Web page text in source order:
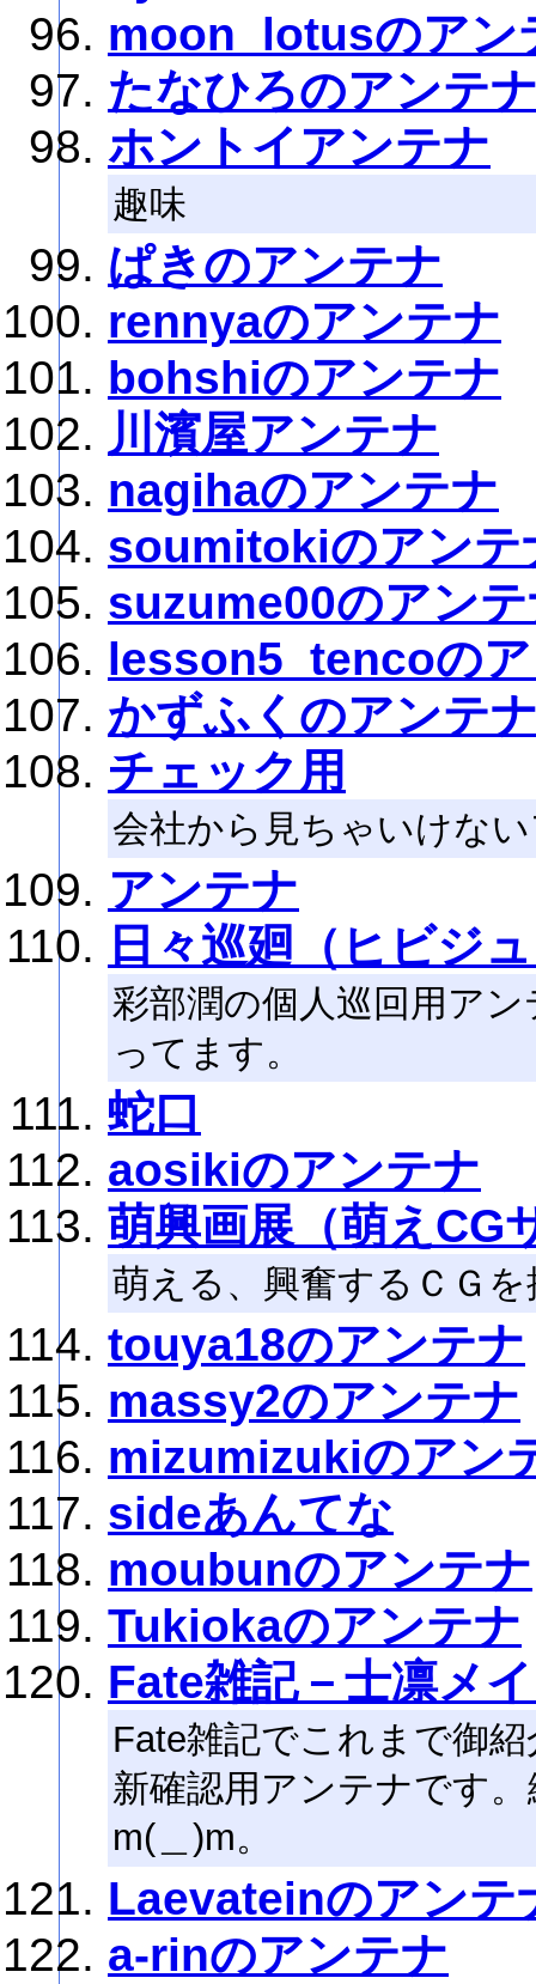
moon_lotusのアン
たなひろのアンテ
ホントイアンテナ
趣味
ぱきのアンテナ
rennyaのアンテナ
bohshiのアンテナ
川濱屋アンテナ
nagihaのアンテナ
soumitokiのアンテ
suzume00のアン
lesson5_tencoの
かずふくのアンテ
チェック用
会社から見ちゃいけな
アンテナ
日々巡廻（ヒビジ
彩部潤の個人巡回用ア
ってます。
蛇口
aosikiのアンテナ
萌興画展（萌えCG
萌える、興奮するＣＧ
touya18のアンテナ
massy2のアンテナ
mizumizukiのアン
sideあんてな
moubunのアンテナ
Tukiokaのアンテナ
Fate雑記－士凛メ
Fate雑記でこれまで御
新確認用アンテナです
m(＿)m。
Laevateinのアンテ
a-rinのアンテナ